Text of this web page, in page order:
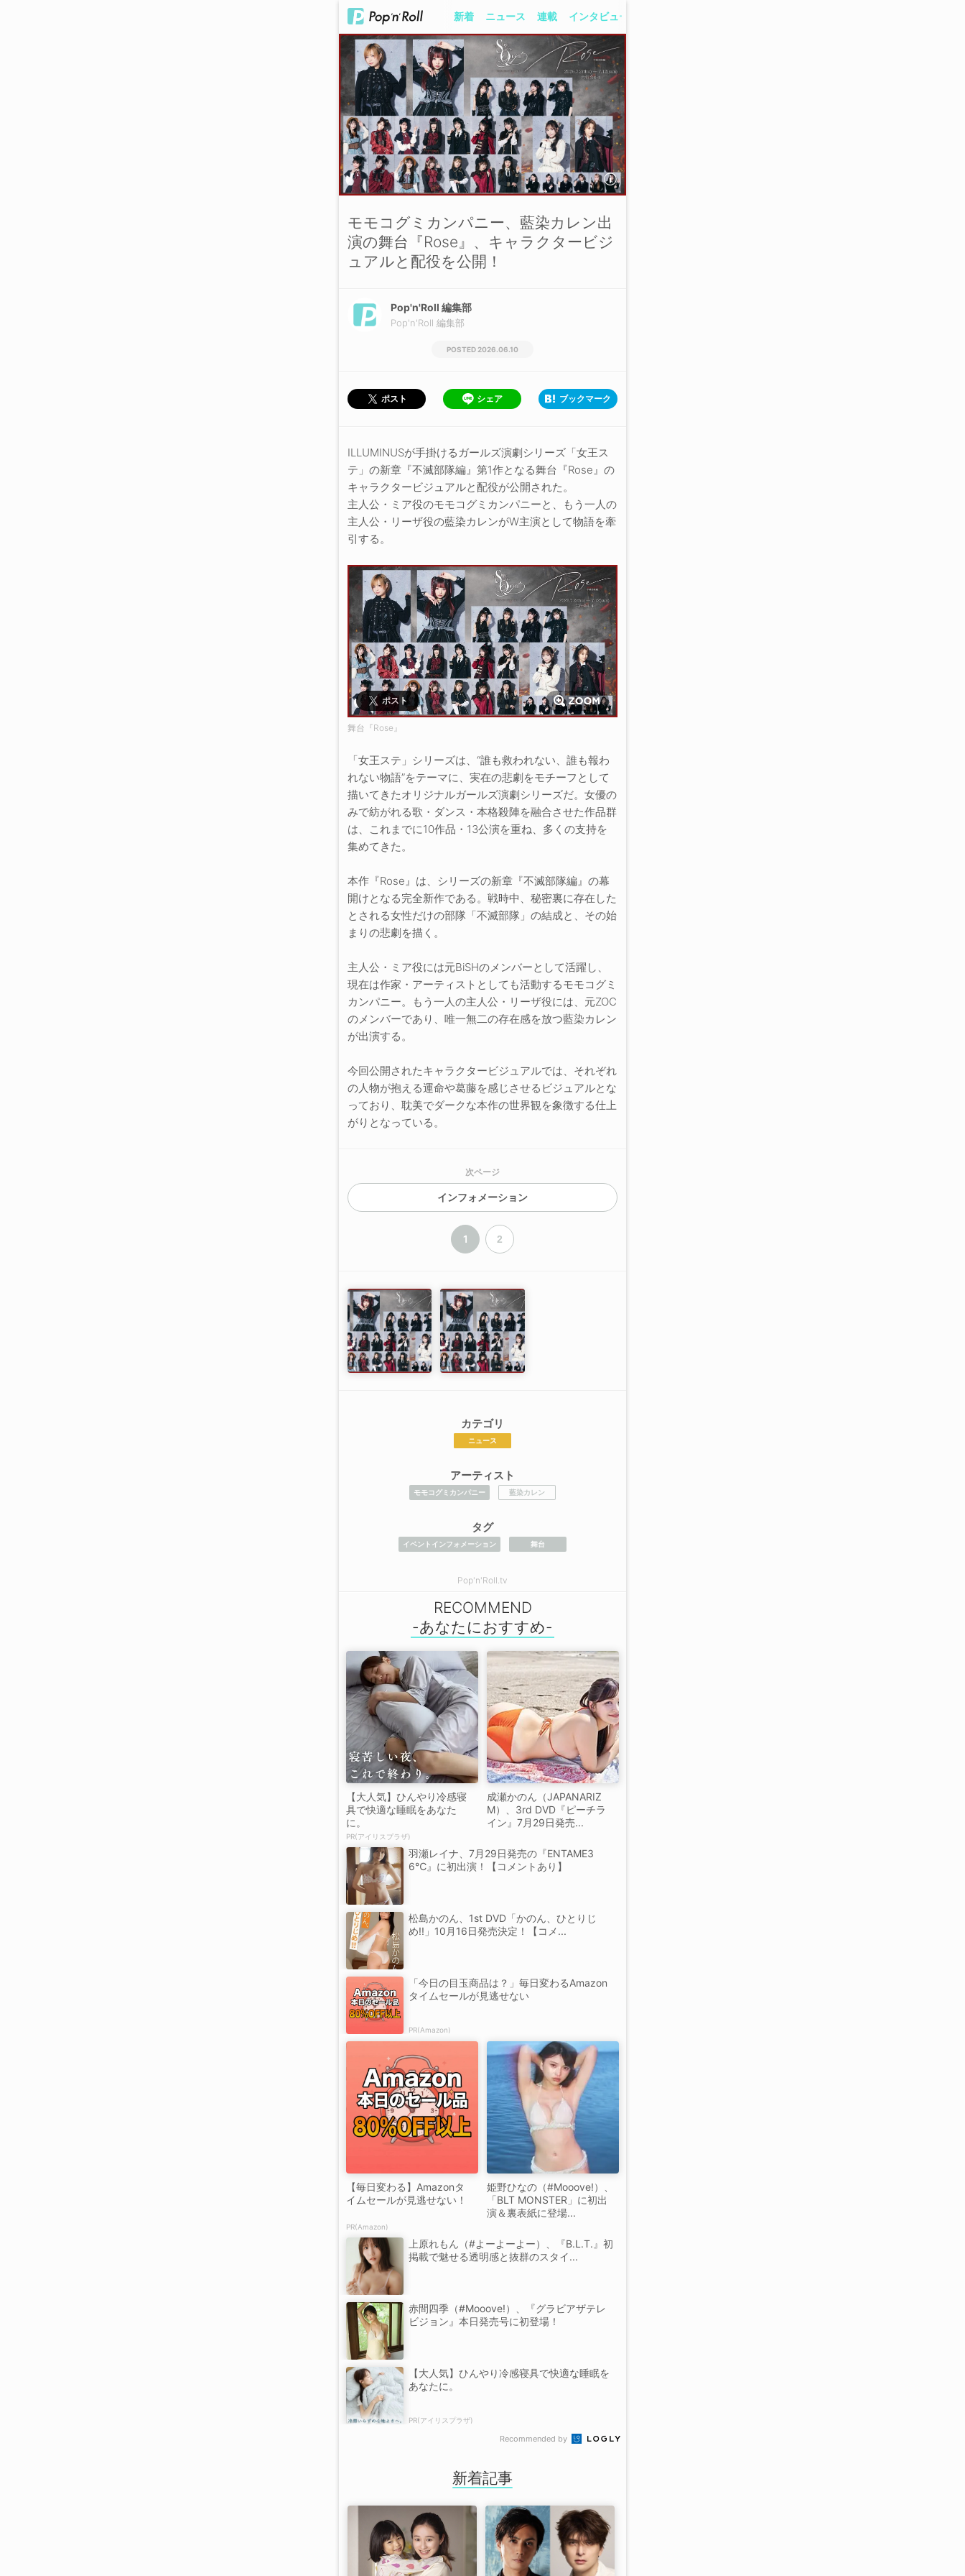
新着 ニュース 連載 インタビュー
モモコグミカンパニー、藍染カレン出
演の舞台『Rose』、キャラクタービジ
ュアルと配役を公開！
Pop'n'Roll 編集部
Pop'n'Roll 編集部
2026.06.10
ポスト シェア ブックマーク
ILLUMINUSが手掛けるガールズ演劇シリーズ「女王ス
テ」の新章『不滅部隊編』第1作となる舞台『Rose』の
キャラクタービジュアルと配役が公開された。
主人公・ミア役のモモコグミカンパニーと、もう一人の
主人公・リーザ役の藍染カレンがW主演として物語を牽
引する。
ポスト
舞台『Rose』
「女王ステ」シリーズは、“誰も救われない、誰も報わ
れない物語”をテーマに、実在の悲劇をモチーフとして
描いてきたオリジナルガールズ演劇シリーズだ。女優の
みで紡がれる歌・ダンス・本格殺陣を融合させた作品群
は、これまでに10作品・13公演を重ね、多くの支持を
集めてきた。
本作『Rose』は、シリーズの新章『不滅部隊編』の幕
開けとなる完全新作である。戦時中、秘密裏に存在した
とされる女性だけの部隊「不滅部隊」の結成と、その始
まりの悲劇を描く。
主人公・ミア役には元BiSHのメンバーとして活躍し、
現在は作家・アーティストとしても活動するモモコグミ
カンパニー。もう一人の主人公・リーザ役には、元ZOC
のメンバーであり、唯一無二の存在感を放つ藍染カレン
が出演する。
今回公開されたキャラクタービジュアルでは、それぞれ
の人物が抱える運命や葛藤を感じさせるビジュアルとな
っており、耽美でダークな本作の世界観を象徴する仕上
がりとなっている。
次ページ
インフォメーション
1 2
カテゴリ
ニュース
アーティスト
モモコグミカンパニー 藍染カレン
タグ
イベントインフォメーション 舞台
Pop'n'Roll.tv
RECOMMEND
【大人気】ひんやり冷感寝
具で快適な睡眠をあなた
に。
PR(アイリスプラザ)
成瀬かのん（JAPANARIZ
M）、3rd DVD『ピーチラ
イン』7月29日発売...
羽瀬レイナ、7月29日発売の『ENTAME3
6℃』に初出演！【コメントあり】
松島かのん、1st DVD「かのん、ひとりじ
め!!」10月16日発売決定！【コメ...
「今日の目玉商品は？」毎日変わるAmazon
タイムセールが見逃せない
PR(Amazon)
【毎日変わる】Amazonタ
イムセールが見逃せない！
PR(Amazon)
姫野ひなの（#Mooove!）、
「BLT MONSTER」に初出
演＆裏表紙に登場...
上原れもん（#よーよーよー）、『B.L.T.』初
掲載で魅せる透明感と抜群のスタイ...
赤間四季（#Mooove!）、『グラビアザテレ
ビジョン』本日発売号に初登場！
【大人気】ひんやり冷感寝具で快適な睡眠を
あなたに。
PR(アイリスプラザ)
Recommended by
新着記事